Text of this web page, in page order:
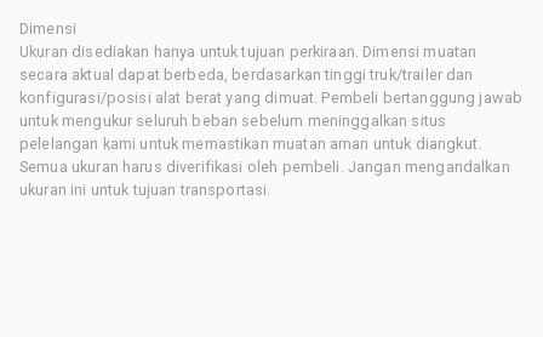
Dimensi
Ukuran disediakan hanya untuk tujuan perkiraan. Dimensi muatan
secara aktual dapat berbeda, berdasarkan tinggi truk/trailer dan
konfigurasi/posisi alat berat yang dimuat. Pembeli bertanggung jawab
untuk mengukur seluruh beban sebelum meninggalkan situs
pelelangan kami untuk memastikan muatan aman untuk diangkut.
Semua ukuran harus diverifikasi oleh pembeli. Jangan mengandalkan
ukuran ini untuk tujuan transportasi.